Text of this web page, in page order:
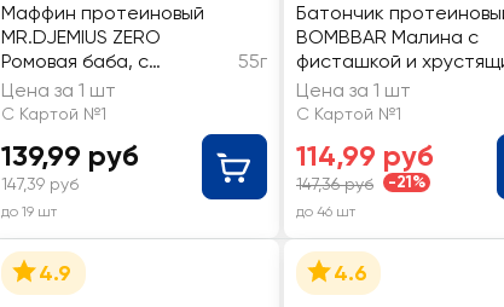
Маффин протеиновый
MR.DJEMIUS ZERO
Ромовая баба, с
миндальной мукой, без
сахара
55г
Цена за 1 шт
С Картой №1
139,99 руб
147,39 руб
до 19 шт
Батончик
BOMBBAR Малина с
фисташкой и
тестом,
Цена за 1 шт
С Картой №1
114,99 руб
147,36 руб -21%
до 46 шт
4.9 4.6